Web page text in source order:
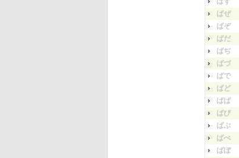
ばぜ
ばぞ
ばだ
ばぢ
ばづ
ばで
ばど
ばば
ばび
ばぶ
ばべ
ばぼ